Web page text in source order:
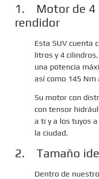
1. Motor de 4
rendidor
Esta SUV cuenta
litros y 4
una potencia
así como 145 Nm
Su motor con
con tensor
a ti y a los tuyos
la ciudad.
2. Tamaño
Dentro de